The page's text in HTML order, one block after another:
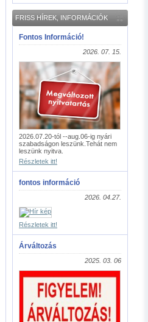
FRISS HÍREK, INFORMÁCIÓK
Fontos Információ!
2026. 07. 15.
2026.07.20-tól --aug.06-ig nyári
szabadságon leszünk.Tehát nem
leszünk nyitva.
Részletek itt!
fontos információ
2026. 04.27.
Részletek itt!
Árváltozás
2025. 03. 06